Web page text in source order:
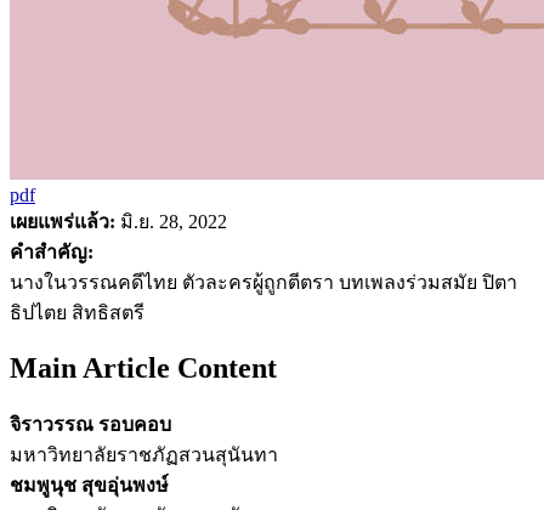
pdf
เผยแพร่แล้ว: มิ.ย. 28, 2022
คำสำคัญ:
นางในวรรณคดีไทย ตัวละครผู้ถูกตีตรา บทเพลงร่วมสมัย ปิตา
ธิปไตย สิทธิสตรี
Main Article Content
จิราวรรณ รอบคอบ
มหาวิทยาลัยราชภัฏสวนสุนันทา
ชมพูนุช สุขอุ่นพงษ์